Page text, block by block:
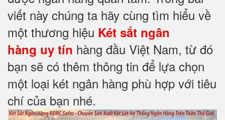
viết này chúng ta hãy cùng tìm hiểu về
một thương hiệu Két sắt ngân
hàng uy tín hàng đầu Việt Nam, từ đó
bạn sẽ có thêm thông tin để lựa chọn
một loại két ngân hàng phù hợp với tiêu
chí của bạn nhé.